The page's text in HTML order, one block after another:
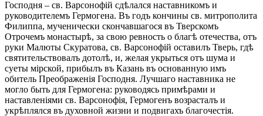
Господня – св. Варсонофій сдѣлался наставникомъ и
руководителемъ Гермогена. Въ годъ кончины св. митрополита
Филиппа, мученически скончавшагося въ Тверскомъ
Отрочемъ монастырѣ, за свою ревность о благѣ отечества, отъ
руки Малюты Скуратова, св. Варсонофій оставилъ Тверь, гдѣ
святительствовалъ дотолѣ, и, желая укрыться отъ шума и
суеты мірской, прибылъ въ Казань въ основанную имъ
обитель Преображенія Господня. Лучшаго наставника не
могло быть для Гермогена: руководясь примѣрами и
наставленіями св. Варсонофія, Гермогенъ возрасталъ и
укрѣплялся въ духовной жизни и подвигахъ благочестія.